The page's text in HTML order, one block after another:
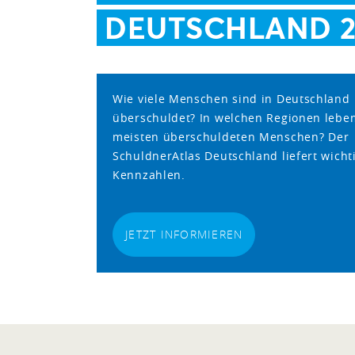
DEUTSCHLAND
Wie viele Menschen sind in Deutschland
überschuldet? In welchen Regionen
meisten überschuldeten Menschen? Der
SchuldnerAtlas Deutschland liefert
Kennzahlen.
JETZT INFORMIEREN